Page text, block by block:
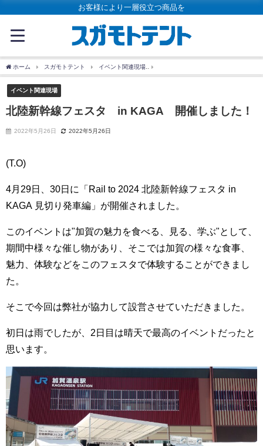
お客様により一層役立つ商品を
ホーム スガモトテント イベント関連現場
イベント関連現場
北陸新幹線フェスタ in KAGA 開催しました！
2022年5月26日 2022年5月26日
(T.O)
4月29日、30日に「Rail to 2024 北陸新幹線フェスタ in
KAGA 見切り発車編」が開催されました。
このイベントは"加賀の魅力を食べる、見る、学ぶ"として、
期間中様々な催し物があり、そこでは加賀の様々な食事、
魅力、体験などをこのフェスタで体験することができまし
た。
そこで今回は弊社が協力して設営させていただきました。
初日は雨でしたが、2日目は晴天で最高のイベントだったと
思います。